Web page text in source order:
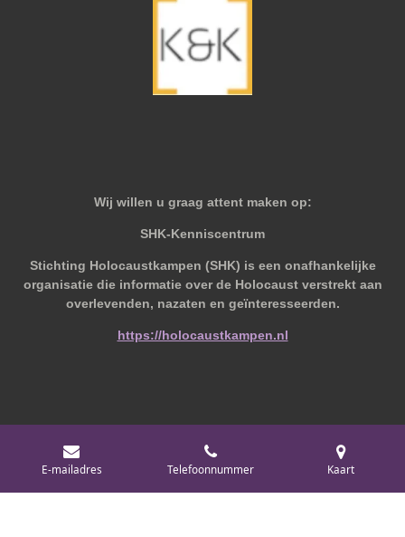
Wij willen u graag attent maken op:
SHK-Kenniscentrum
Stichting Holocaustkampen (SHK) is een onafhankelijke
organisatie die informatie over de Holocaust verstrekt aan
overlevenden, nazaten en geïnteresseerden.
https://holocaustkampen.nl
© 2019 - 2026 Behoudvanoud
Powered byJouwWeb
E-mailadres Telefoonnummer Kaart